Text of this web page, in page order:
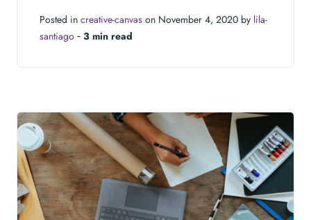
Posted in creative-canvas on November 4, 2020 by lila-
santiago ‐ 3 min read